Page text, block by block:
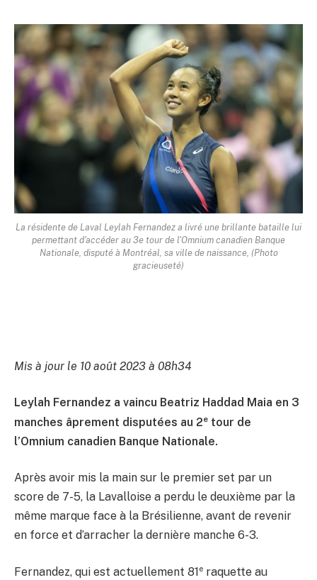
La résidente de Laval Leylah Fernandez a livré une brillante bataille lui
permettant d'accéder au 3e tour de l'Omnium canadien Banque
Nationale, disputé à Montréal, sa ville de naissance, (Photo
gracieuseté)
Mis à jour le 10 août 2023 à 08h34
Leylah Fernandez a vaincu Beatriz Haddad Maia en 3
manches âprement disputées au 2e tour de
l’Omnium canadien Banque Nationale.
Après avoir mis la main sur le premier set par un
score de 7-5, la Lavalloise a perdu le deuxième par la
même marque face à la Brésilienne, avant de revenir
en force et d’arracher la dernière manche 6-3.
Fernandez, qui est actuellement 81e raquette au